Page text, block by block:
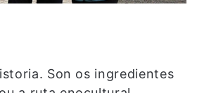
Son os ingredientes